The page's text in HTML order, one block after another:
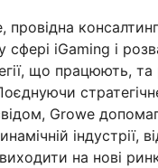
провідна
сфері iGaming і
що працюють, та
Growe
індустрії,
на нові